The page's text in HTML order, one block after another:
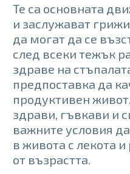
Те са основната
и заслужават
да могат да се
след всеки тежък
здраве на
предпоставка да
продуктивен
здрави, гъвкави и
важните условия
в живота с лекота
от възрастта.